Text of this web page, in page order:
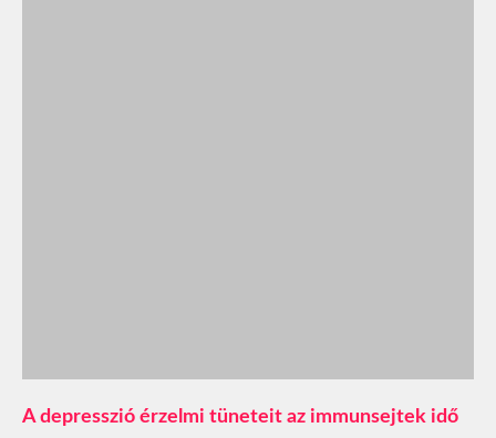
A depresszió érzelmi tüneteit az immunsejtek idő